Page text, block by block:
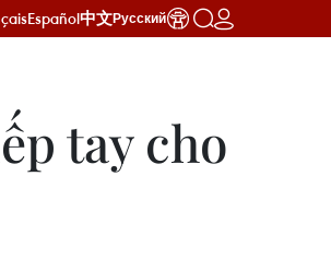
Español中文Русский
tay cho